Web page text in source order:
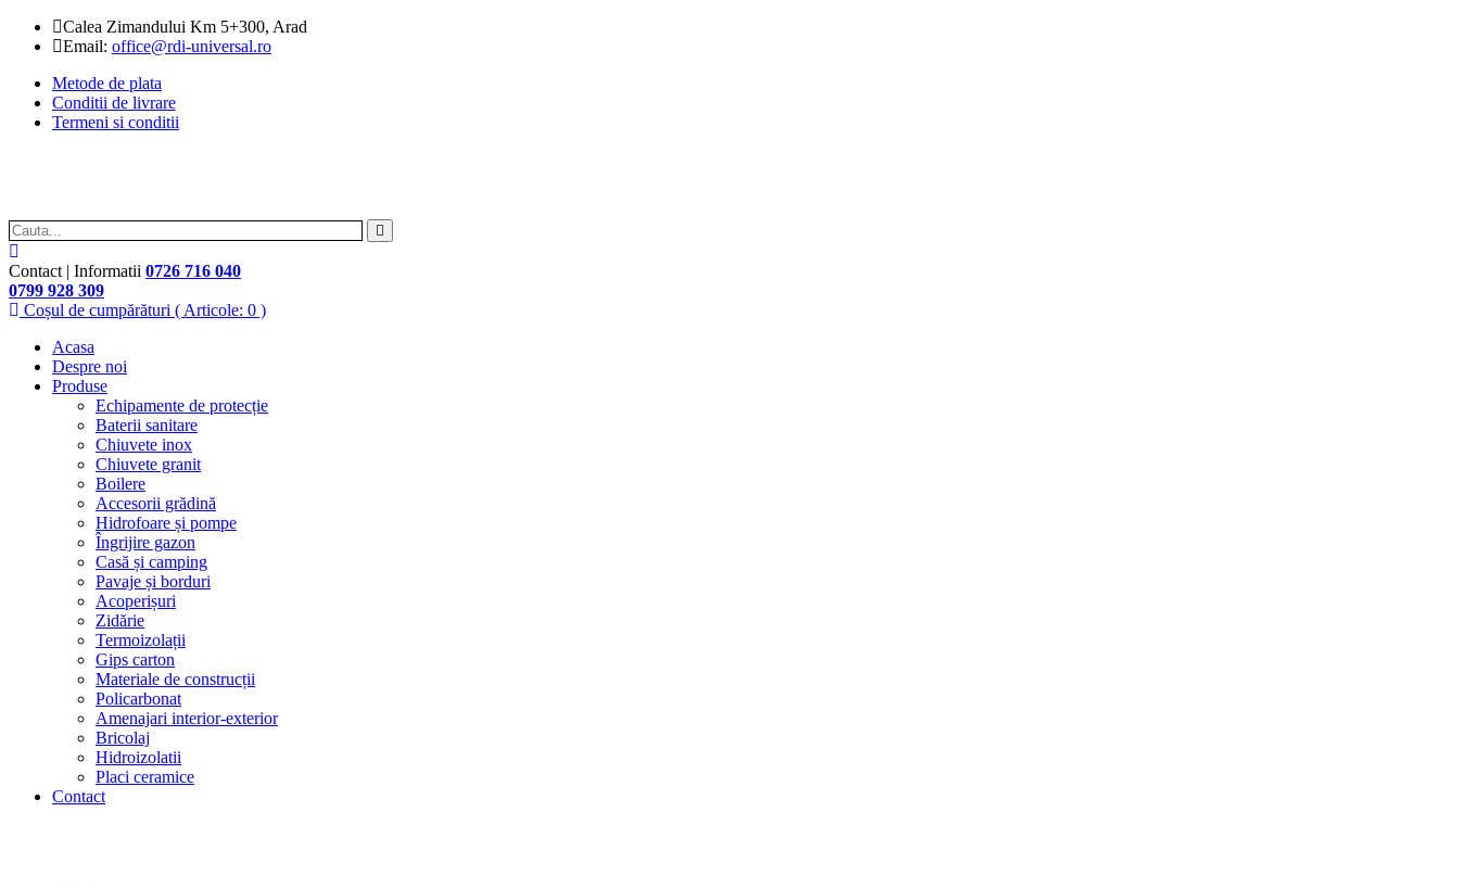
Calea Zimandului Km 5+300, Arad
Email: office@rdi-universal.ro
Metode de plata
Conditii de livrare
Termeni si conditii
Contact | Informatii 0726 716 040
0799 928 309
Coșul de cumpărături ( Articole: 0 )
Acasa
Despre noi
Produse
Echipamente de protecție
Baterii sanitare
Chiuvete inox
Chiuvete granit
Boilere
Accesorii grădină
Hidrofoare și pompe
Îngrijire gazon
Casă și camping
Pavaje și borduri
Acoperișuri
Zidărie
Termoizolații
Gips carton
Materiale de construcții
Policarbonat
Amenajari interior-exterior
Bricolaj
Hidroizolatii
Placi ceramice
Contact